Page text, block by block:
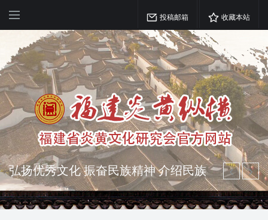
投稿邮箱 收藏本站
弘扬优秀文化 振奋民族精神 介绍民族
瑰宝 宣传中华精英
突出海西特色 报道台港澳侨 坚持古为
今用 力求雅俗共赏